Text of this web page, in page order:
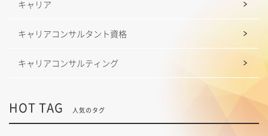
キャリア
キャリアコンサルタント資格
キャリアコンサルティング
HOT TAG 人気のタグ